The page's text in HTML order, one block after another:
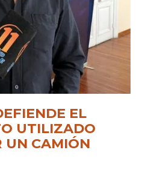
EL
UTILIZADO
UN CAMIÓN